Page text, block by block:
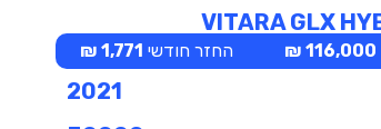
116,000 ₪ החזר חודשי 1,771 ₪
2021